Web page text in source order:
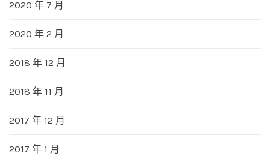
2020 年 7 月
2020 年 2 月
2018 年 12 月
2018 年 11 月
2017 年 12 月
2017 年 1 月